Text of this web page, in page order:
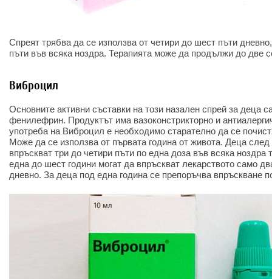
Спреят трябва да се използва от четири до шест пъти
пъти във всяка ноздра. Терапията може да продължи до две
Виброцил
Основните активни съставки на този назален спрей за деца
фенилефрин. Продуктът има вазоконстрикторно и
употреба на Виброцил е необходимо старателно да се
Може да се използва от първата година от живота. Деца
впръскват три до четири пъти по една доза във всяка ноздра
една до шест години могат да впръскват лекарството само
дневно. За деца под една година се препоръчва впръскване